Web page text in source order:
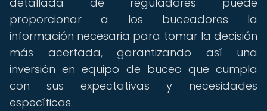
proporcionar a los buceadores la
información necesaria para tomar la decisión
más acertada, garantizando así una
inversión en equipo de buceo que cumpla
con sus expectativas y necesidades
específicas.